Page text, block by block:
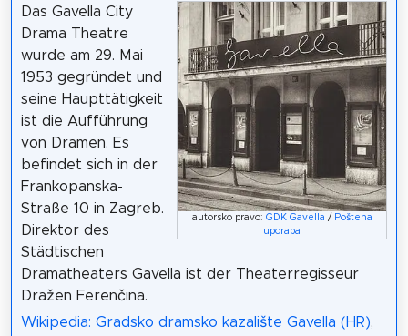
autorsko pravo: GDK Gavella / Poštena
uporaba
Das Gavella City
Drama Theatre
wurde am 29. Mai
1953 gegründet und
seine Haupttätigkeit
ist die Aufführung
von Dramen. Es
befindet sich in der
Frankopanska-
Straße 10 in Zagreb.
Direktor des
Städtischen
Dramatheaters Gavella ist der Theaterregisseur
Dražen Ferenčina.
Wikipedia: Gradsko dramsko kazalište Gavella (HR),